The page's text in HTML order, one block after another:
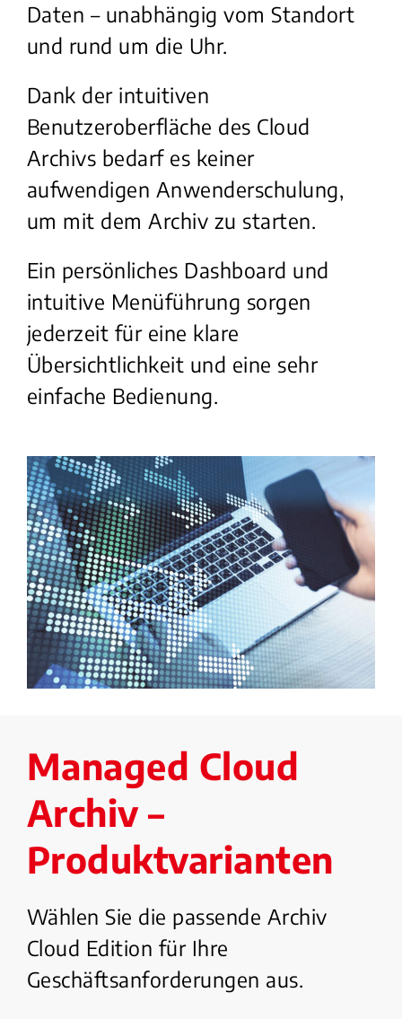
Daten – unabhängig vom Standort
und rund um die Uhr.
Dank der intuitiven
Benutzeroberfläche des Cloud
Archivs bedarf es keiner
aufwendigen Anwenderschulung,
um mit dem Archiv zu starten.
Ein persönliches Dashboard und
intuitive Menüführung sorgen
jederzeit für eine klare
Übersichtlichkeit und eine sehr
einfache Bedienung.
Managed Cloud
Archiv –
Produktvarianten
Wählen Sie die passende Archiv
Cloud Edition für Ihre
Geschäftsanforderungen aus.